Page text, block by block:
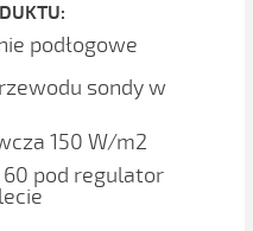
podłogowe
sondy w
150 W/m2
pod regulator